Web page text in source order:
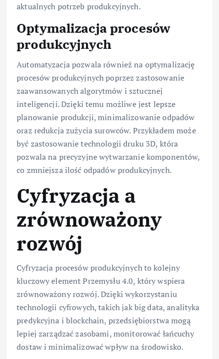
aktualnych potrzeb produkcyjnych.
Optymalizacja procesów
produkcyjnych
Automatyzacja pozwala również na optymalizację
procesów produkcyjnych poprzez zastosowanie
zaawansowanych algorytmów i sztucznej
inteligencji. Dzięki temu możliwe jest lepsze
planowanie produkcji, minimalizowanie odpadów
oraz redukcja zużycia surowców. Przykładem może
być zastosowanie technologii druku 3D, która
pozwala na precyzyjne wytwarzanie komponentów,
co zmniejsza ilość odpadów produkcyjnych.
Cyfryzacja a
zrównoważony
rozwój
Cyfryzacja procesów produkcyjnych to kolejny
kluczowy element Przemysłu 4.0, który wspiera
zrównoważony rozwój. Dzięki wykorzystaniu
technologii cyfrowych, takich jak big data, analityka
predykcyjna i blockchain, przedsiębiorstwa mogą
lepiej zarządzać zasobami, monitorować łańcuchy
dostaw i minimalizować wpływ na środowisko.